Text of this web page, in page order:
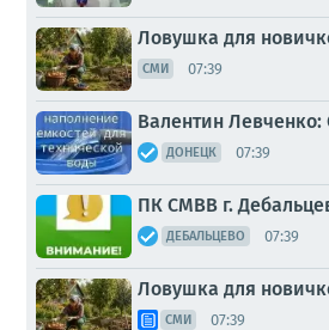
Ловушка для
СМИ 07:39
Валентин
ДОНЕЦК 07:39
ПК СМВВ г.
ДЕБАЛЬЦЕВО 07:39
Ловушка для
СМИ 07:39